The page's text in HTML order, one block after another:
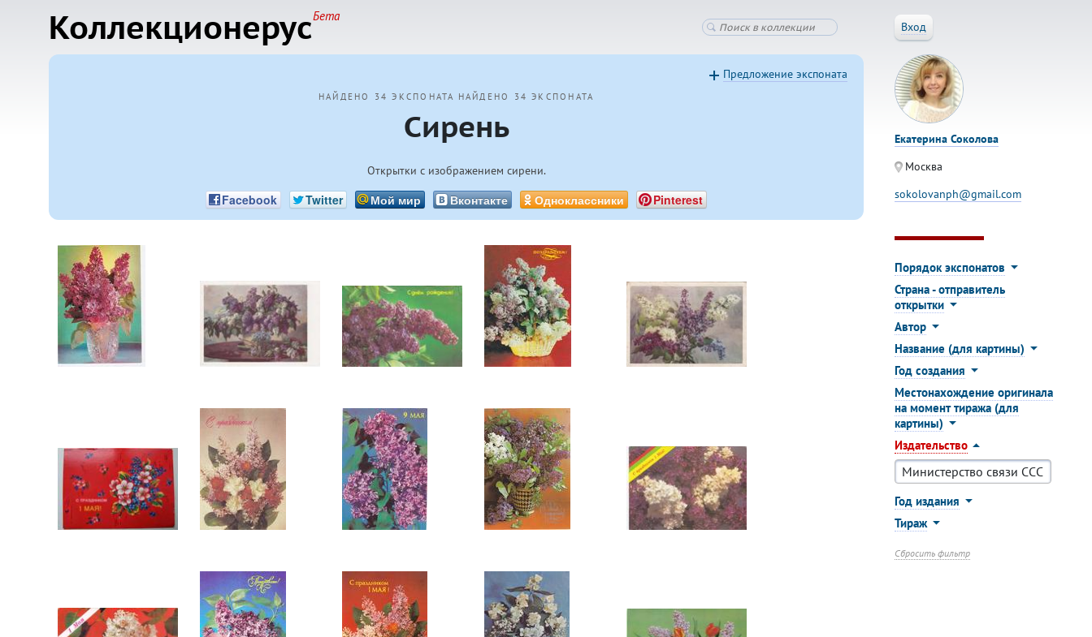
КоллекционерусБета
Вход
НАЙДЕНО 34 ЭКСПОНАТА НАЙДЕНО 34 ЭКСПОНАТА
Сирень
Открытки с изображением сирени.
Facebook Twitter Мой мир Вконтакте Одноклассники Pinterest
Предложение экспоната
Екатерина Соколова
Москва
sokolovanph@gmail.com
Порядок экспонатов
Страна - отправитель
открытки
Автор
Название (для картины)
Год создания
Местонахождение оригинала
на момент тиража (для
картины)
Издательство
Год издания
Тираж
Сбросить фильтр